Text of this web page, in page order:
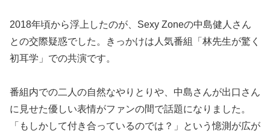
2018年頃から浮上したのが、Sexy Zoneの中島健人さん
との交際疑惑でした。きっかけは人気番組「林先生が驚く
初耳学」での共演です。
番組内での二人の自然なやりとりや、中島さんが出口さん
に見せた優しい表情がファンの間で話題になりました。
「もしかして付き合っているのでは？」という憶測が広が